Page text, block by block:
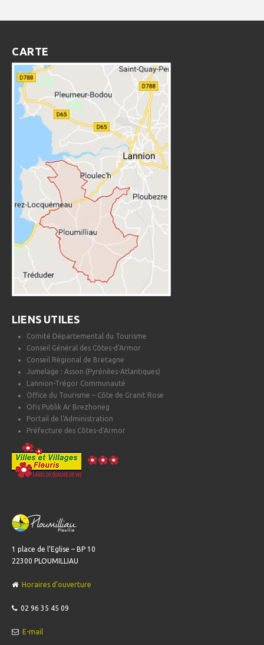
CARTE
LIENS UTILES
Comité Départemental du Tourisme
Conseil Général des Côtes-d'Armor
Conseil Régional de Bretagne
Jumelage : Asson (Pyrénées-Atlantiques)
Lannion-Trégor Communauté
Office du Tourisme – Côte de Granit Rose
Ofis Publik Ar Brezhoneg
Portail de l'Administration
Préfecture des Côtes-d'Armor
1 place de l’Eglise – BP 10
22300 PLOUMILLIAU
Horaires d’ouverture
02 96 35 45 09
E-mail